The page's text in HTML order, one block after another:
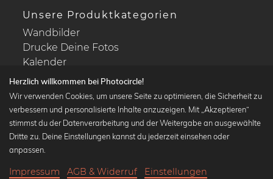
Unsere Produktkategorien
Wandbilder
Drucke Deine Fotos
Kalender
Beliebte Kollektionen
Wandbilder in schwarz-weiß
Klassiker der Kunstgeschichte
Herzlich willkommen bei Photocircle!
Wir verwenden Cookies, um unsere Seite zu optimieren, die Sicherheit zu
verbessern und personalisierte Inhalte anzuzeigen. Mit „Akzeptieren“
stimmst du der Datenverarbeitung und der Weitergabe an ausgewählte
Dritte zu. Deine Einstellungen kannst du jederzeit einsehen oder
anpassen.
Impressum AGB & Widerruf Einstellungen